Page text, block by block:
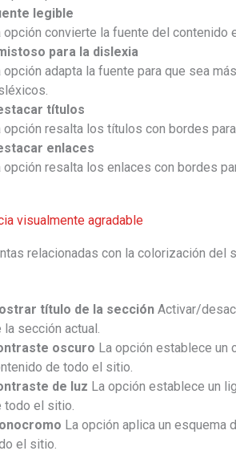
legible
opción convierte la fuente del contenido
para la dislexia
opción adapta la fuente para que sea
títulos
opción resalta los títulos con bordes
enlaces
opción resalta los enlaces con bordes
visualmente agradable
relacionadas con la colorización del
título de la sección Activar/
la sección actual.
oscuro La opción establece un
de todo el sitio.
de luz La opción establece un
todo el sitio.
La opción aplica un esquema
el sitio.